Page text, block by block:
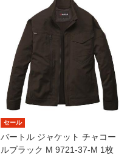
セール
バートル ジャケット チャコー
ルブラック M 9721-37-M 1枚